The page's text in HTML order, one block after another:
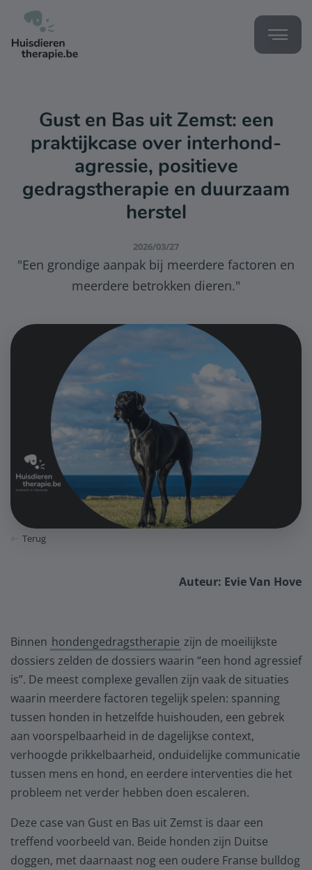
Gust en Bas uit Zemst: een
praktijkcase over interhond-
agressie, positieve
gedragstherapie en duurzaam
herstel
2026/03/27
"Een grondige aanpak bij meerdere factoren en
meerdere betrokken dieren."
Terug
Auteur: Evie Van Hove
Binnen hondengedragstherapie zijn de moeilijkste
dossiers zelden de dossiers waarin “een hond agressief
is”. De meest complexe gevallen zijn vaak de situaties
waarin meerdere factoren tegelijk spelen: spanning
tussen honden in hetzelfde huishouden, een gebrek
aan voorspelbaarheid in de dagelijkse context,
verhoogde prikkelbaarheid, onduidelijke communicatie
tussen mens en hond, en eerdere interventies die het
probleem net verder hebben doen escaleren.
Deze case van Gust en Bas uit Zemst is daar een
treffend voorbeeld van. Beide honden zijn Duitse
doggen, met daarnaast nog een oudere Franse bulldog